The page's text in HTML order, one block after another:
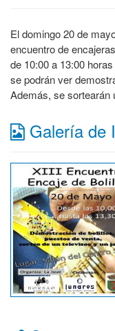
El domingo 20 de
encuentro de
de 10:00 a 13:00
se podrán ver
Además, se sortearán
Galería de